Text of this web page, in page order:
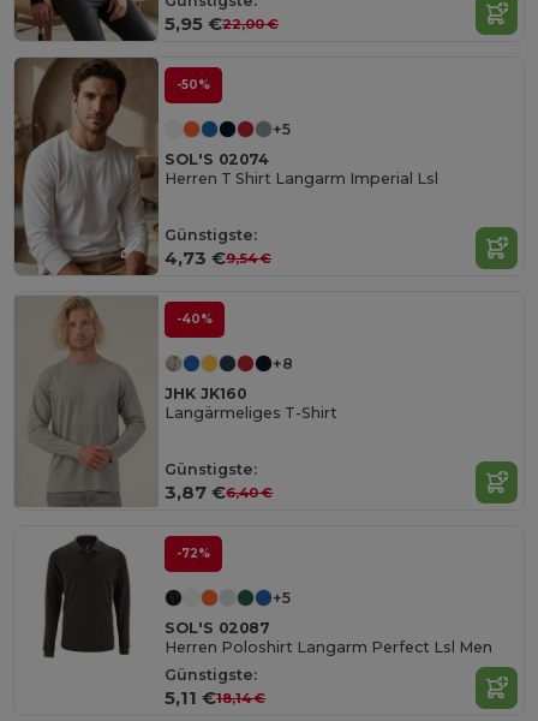
5,95 €22,00 €
-50%
+5
SOL'S 02074
Herren T Shirt Langarm Imperial Lsl
Günstigste:
4,73 €9,54 €
-40%
+8
JHK JK160
Langärmeliges T-Shirt
Günstigste:
3,87 €6,40 €
-72%
+5
SOL'S 02087
Herren Poloshirt Langarm Perfect Lsl Men
Günstigste:
5,11 €18,14 €